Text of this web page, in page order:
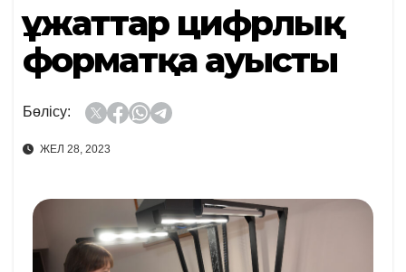
Құжаттар цифрлық
форматқа ауысты
Бөлісу:
ЖЕЛ 28, 2023